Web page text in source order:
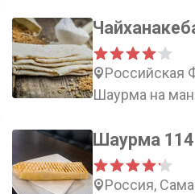
Российская
Шаурма на
Шаурма 114
Россия,